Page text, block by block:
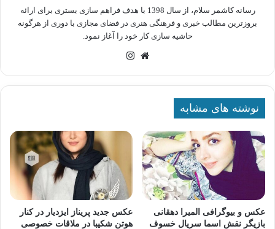
رسانه کاشمر سلام، از سال 1398 با هدف فراهم سازی بستری برای ارائه
بروزترین مطالب خبری و فرهنگی هنری در فضای مجازی با دوری از هرگونه
حاشیه سازی کار خود را آغاز نمود.
وبسایت
نوشته های مشابه
عکس و بیوگرافی المیرا دهقانی
بازیگر نقش اسما سریال خسوف
عکس جدید پریناز ایزدیار در کنار
هوتن شکیبا در ملاقات خصوصی